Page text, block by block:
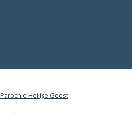
Parochie Heilige Geest